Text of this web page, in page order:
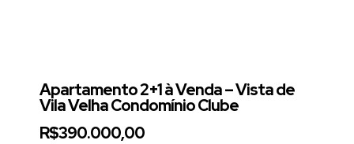
Apartamento 2+1 à Venda – Vista de
Vila Velha Condomínio Clube
R$390.000,00